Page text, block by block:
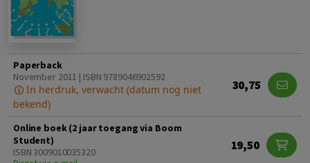
Paperback
November 2011 | ISBN 9789046902592
In herdruk, verwacht (datum nog niet
bekend)
30,75
Online boek (2 jaar toegang via Boom
Student)
ISBN 3009010035320
19,50